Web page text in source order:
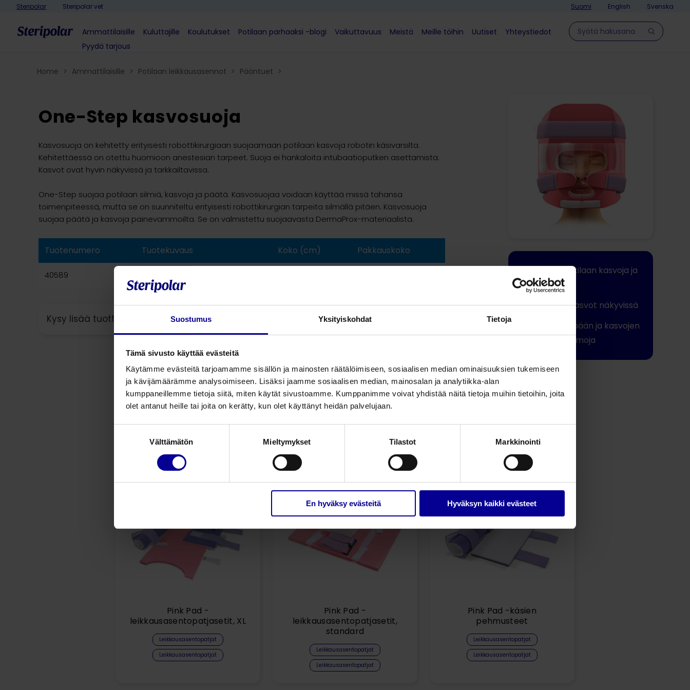
Suostumus Yksityiskohdat Tietoja
Tämä sivusto käyttää evästeitä
Käytämme evästeitä tarjoamamme sisällön ja mainosten räätälöimiseen, sosiaalisen median ominaisuuksien tukemiseen
ja kävijämäärämme analysoimiseen. Lisäksi jaamme sosiaalisen median, mainosalan ja analytiikka-alan
kumppaneillemme tietoja siitä, miten käytät sivustoamme. Kumppanimme voivat yhdistää näitä tietoja muihin tietoihin, joita
olet antanut heille tai joita on kerätty, kun olet käyttänyt heidän palvelujaan.
Välttämätön Mieltymykset Tilastot Markkinointi
En hyväksy evästeitä Hyväksyn kaikki evästeet
Skip to content
Steripolar Steripolar vet Suomi English Svenska
Ammattilaisille Kuluttajille Koulutukset Potilaan parhaaksi -blogi Vaikuttavuus Meistä Meille töihin Uutiset
Yhteystiedot
Pyydä tarjous
Hae sivulla
Home > Ammattilaisille > Potilaan leikkausasennot​ > Pääntuet​ >
One-Step kasvosuoja
Kasvosuoja on kehitetty erityisesti robottikirurgiaan suojaamaan potilaan kasvoja robotin käsivarsilta.
Kehitettäessä on otettu huomioon anestesian tarpeet. Suoja ei hankaloita intubaatioputken asettamista.
Kasvot ovat hyvin näkyvissä ja tarkkailtavissa.
One-Step suojaa potilaan silmiä, kasvoja ja päätä. Kasvosuojaa voidaan käyttää missä tahansa
toimenpiteessä, mutta se on suunniteltu erityisesti robottikirurgian tarpeita silmällä pitäen. Kasvosuoja
suojaa päätä ja kasvoja painevammoilta. Se on valmistettu suojaavasta DermaProx-materiaalista.
Tuotenumero Tuotekuvaus Koko (cm) Pakkauskoko
40589
Kysy lisää tuotteesta
Suojaa potilaan kasvoja ja
silmiä
Potilaan kasvot näkyvissä
Ehkäisee pään ja kasvojen
painevammoja
Jaa tämä
Liittyvät tuotteet
Pink Pad -
leikkausasentopatjasetit, XL
Leikkausasentopatjat
Leikkausasentopatjat
Pink Pad -
leikkausasentopatjasetit,
standard
Leikkausasentopatjat
Leikkausasentopatjat
Pink Pad -käsien
pehmusteet
Leikkausasentopatjat
Leikkausasentopatjat